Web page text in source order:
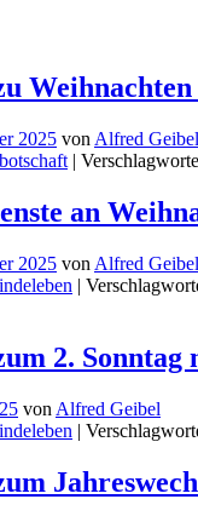
Weihnachten
2025 von Alfred Geibel
|
an
2025 von Alfred Geibel
|
2. Sonntag
von Alfred Geibel
|